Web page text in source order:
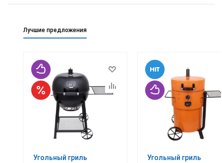
Лучшие предложения
Угольный гриль
Угольный гриль